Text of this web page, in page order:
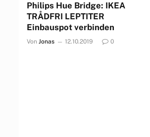
Philips Hue Bridge: IKEA
TRÅDFRI LEPTITER
Einbauspot verbinden
Von Jonas 12.10.2019 0